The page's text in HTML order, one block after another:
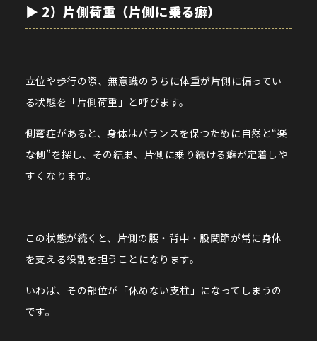
▶︎ 2）片側荷重（片側に乗る癖）
立位や歩行の際、無意識のうちに体重が片側に偏ってい
る状態を「片側荷重」と呼びます。
側弯症があると、身体はバランスを保つために自然と“楽
な側”を探し、その結果、片側に乗り続ける癖が定着しや
すくなります。
この状態が続くと、片側の腰・背中・股関節が常に身体
を支える役割を担うことになります。
いわば、その部位が「休めない支柱」になってしまうの
です。